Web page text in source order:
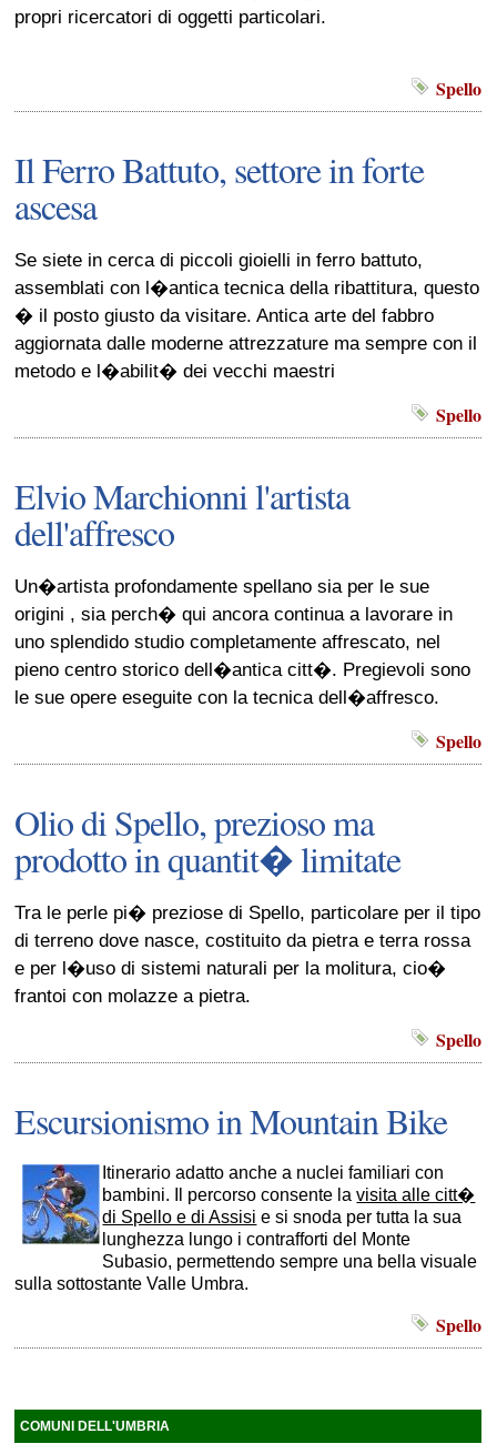
propri ricercatori di oggetti particolari.
Spello
Il Ferro Battuto, settore in forte
ascesa
Se siete in cerca di piccoli gioielli in ferro battuto,
assemblati con l�antica tecnica della ribattitura, questo
� il posto giusto da visitare. Antica arte del fabbro
aggiornata dalle moderne attrezzature ma sempre con il
metodo e l�abilit� dei vecchi maestri
Spello
Elvio Marchionni l'artista
dell'affresco
Un�artista profondamente spellano sia per le sue
origini , sia perch� qui ancora continua a lavorare in
uno splendido studio completamente affrescato, nel
pieno centro storico dell�antica citt�. Pregievoli sono
le sue opere eseguite con la tecnica dell�affresco.
Spello
Olio di Spello, prezioso ma
prodotto in quantit� limitate
Tra le perle pi� preziose di Spello, particolare per il tipo
di terreno dove nasce, costituito da pietra e terra rossa
e per l�uso di sistemi naturali per la molitura, cio�
frantoi con molazze a pietra.
Spello
Escursionismo in Mountain Bike
Itinerario adatto anche a nuclei familiari con
bambini. Il percorso consente lavisita alle citt�
di Spello e di Assisi e si snoda per tutta la sua
lunghezza lungo i contrafforti del Monte
Subasio, permettendo sempre una bella visuale
sulla sottostante Valle Umbra.
Spello
COMUNI DELL'UMBRIA